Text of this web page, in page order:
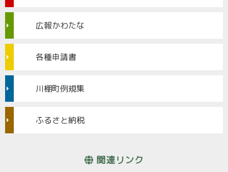
広報かわたな
各種申請書
川棚町例規集
ふるさと納税
関連リンク